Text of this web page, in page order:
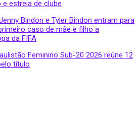
estreia de clube
Bindon e Tyler Bindon entram para
caso de mãe e filho a
da FIFA
Feminino Sub-20 2026 reúne 12
título